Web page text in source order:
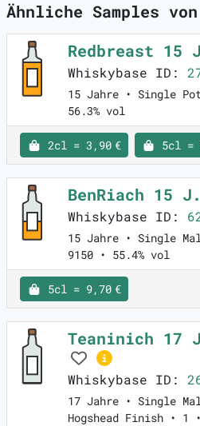
Ähnliche Samples
Redbreast 15
Whiskybase ID:
15 Jahre • Single
56.3% vol
2cl = 3,90 € 5cl =
BenRiach 15
Whiskybase ID:
15 Jahre • Single
9150 • 55.4% vol
5cl = 9,70 €
Teaninich 17
Whiskybase ID:
17 Jahre • Single
Hogshead Finish • 1